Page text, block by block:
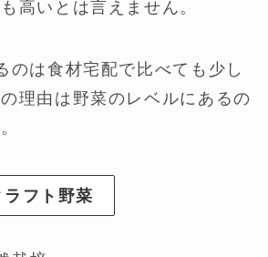
高いとは言えません。
のは食材宅配で比べても少し
理由は野菜のレベルにあるの
フト野菜